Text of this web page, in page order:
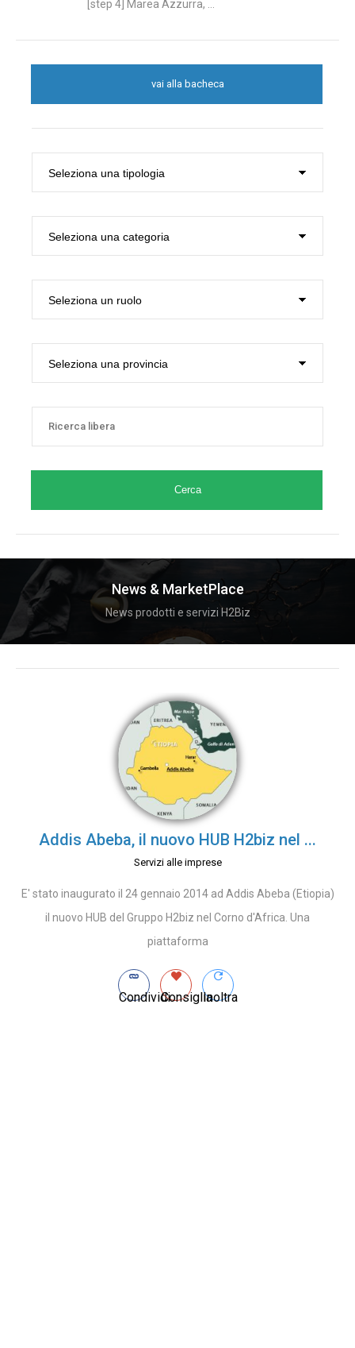
[step 4] Marea Azzurra, ...
vai alla bacheca
Cerca
News & MarketPlace
News prodotti e servizi H2Biz
Addis Abeba, il nuovo HUB H2biz nel ...
Servizi alle imprese
E' stato inaugurato il 24 gennaio 2014 ad Addis Abeba (Etiopia)
il nuovo HUB del Gruppo H2biz nel Corno d'Africa. Una
piattaforma
CondividiConsigliaInoltra